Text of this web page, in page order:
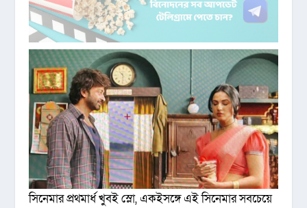
সিনেমার প্রথমার্ধ খুবই স্লো, একইসঙ্গে এই সিনেমার সবচেয়ে